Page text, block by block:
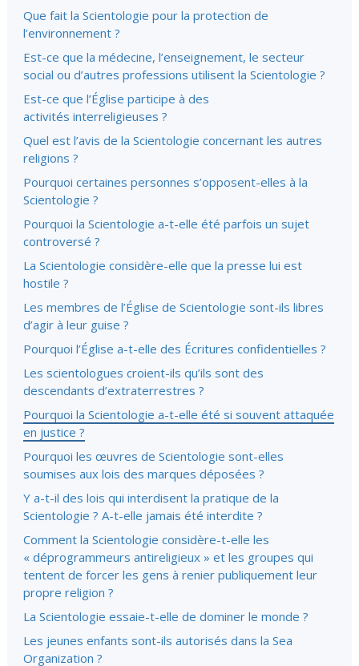
Que fait la Scientologie pour la protection de
l’environnement ?
Est-ce que la médecine, l’enseignement, le secteur
social ou d’autres professions utilisent la Scientologie ?
Est-ce que l’Église participe à des
activités interreligieuses ?
Quel est l’avis de la Scientologie concernant les autres
religions ?
Pourquoi certaines personnes s’opposent-elles à la
Scientologie ?
Pourquoi la Scientologie a-t-elle été parfois un sujet
controversé ?
La Scientologie considère-elle que la presse lui est
hostile ?
Les membres de l’Église de Scientologie sont-ils libres
d’agir à leur guise ?
Pourquoi l’Église a-t-elle des Écritures confidentielles ?
Les scientologues croient-ils qu’ils sont des
descendants d’extraterrestres ?
Pourquoi la Scientologie a-t-elle été si souvent attaquée
en justice ?
Pourquoi les œuvres de Scientologie sont-elles
soumises aux lois des marques déposées ?
Y a-t-il des lois qui interdisent la pratique de la
Scientologie ? A-t-elle jamais été interdite ?
Comment la Scientologie considère-t-elle les
« déprogrammeurs antireligieux » et les groupes qui
tentent de forcer les gens à renier publiquement leur
propre religion ?
La Scientologie essaie-t-elle de dominer le monde ?
Les jeunes enfants sont-ils autorisés dans la Sea
Organization ?